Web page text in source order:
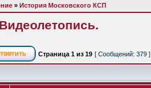
» История Московского КСП
Страница 1 из 19 [ Сообщений: 379 ]